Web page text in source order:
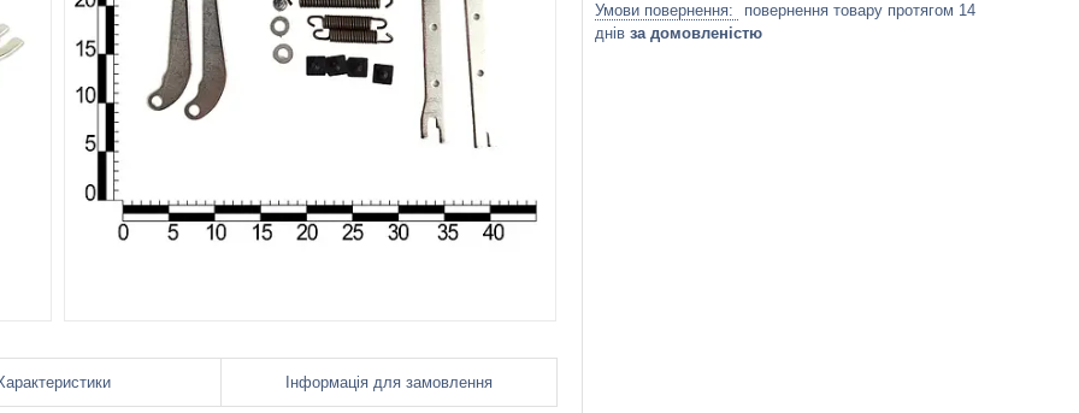
Інформація для замовлення
повернення товару протягом 14
днів за домовленістю